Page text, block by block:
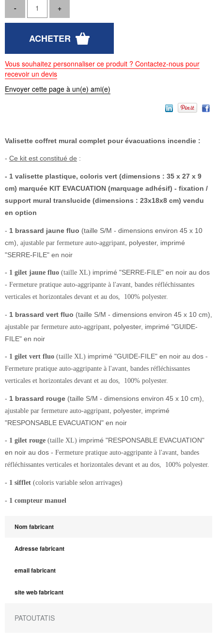
Vous souhaitez personnaliser ce produit ? Contactez-nous pour
recevoir un devis
Envoyer cette page à un(e) ami(e)
Valisette coffret mural complet pour évacuations incendie :
- Ce kit est constitué de :
- 1 valisette plastique, coloris vert (dimensions : 35 x 27 x 9
cm) marquée KIT EVACUATION (marquage adhésif) - fixation /
support mural translucide (dimensions : 23x18x8 cm) vendu
en option
- 1 brassard jaune fluo (taille S/M - dimensions environ 45 x 10
cm), ajustable par fermeture auto-aggripant, polyester, imprimé
"SERRE-FILE" en noir
- 1 gilet jaune fluo (taille XL) imprimé "SERRE-FILE" en noir au dos
- Fermeture pratique auto-aggripante à l'avant, bandes réfléchissantes
verticales et horizontales devant et au dos, 100% polyester.
- 1 brassard vert fluo (taille S/M - dimensions environ 45 x 10 cm),
ajustable par fermeture auto-aggripant, polyester, imprimé "GUIDE-
FILE" en noir
- 1 gilet vert fluo (taille XL) imprimé "GUIDE-FILE" en noir au dos -
Fermeture pratique auto-aggripante à l'avant, bandes réfléchissantes
verticales et horizontales devant et au dos, 100% polyester.
- 1 brassard rouge (taille S/M - dimensions environ 45 x 10 cm),
ajustable par fermeture auto-aggripant, polyester, imprimé
"RESPONSABLE EVACUATION" en noir
- 1 gilet rouge (taille XL) imprimé "RESPONSABLE EVACUATION"
en noir au dos - Fermeture pratique auto-aggripante à l'avant, bandes
réfléchissantes verticales et horizontales devant et au dos, 100% polyester.
- 1 sifflet (coloris variable selon arrivages)
- 1 compteur manuel
Nom fabricant
Adresse fabricant
email fabricant
site web fabricant
PATOUTATIS